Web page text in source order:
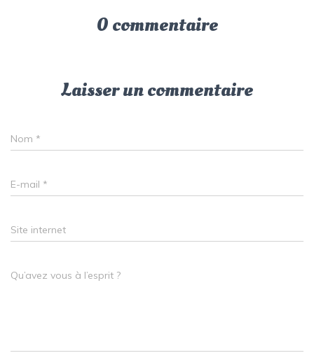
0 commentaire
Laisser un commentaire
Nom *
E-mail *
Site internet
Qu’avez vous à l’esprit ?